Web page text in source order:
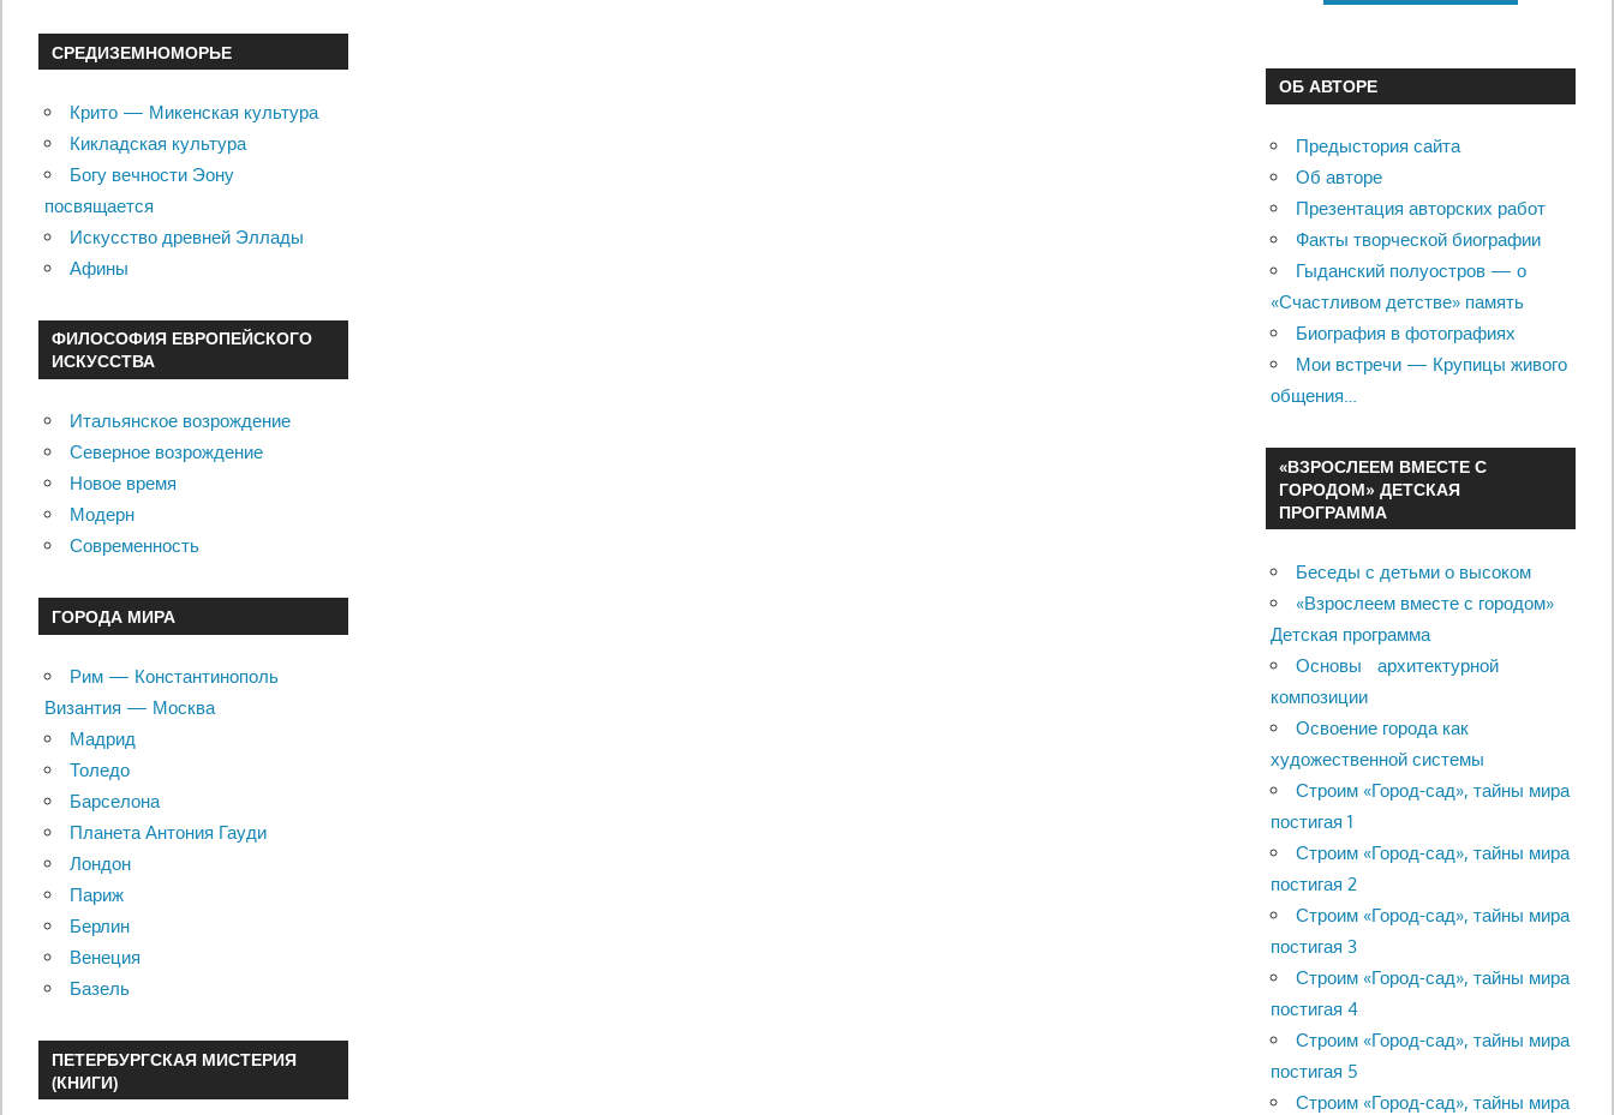
СРЕДИЗЕМНОМОРЬЕ
Крито — Микенская культура
Кикладская культура
Богу вечности Эону
посвящается
Искусство древней Эллады
Афины
ФИЛОСОФИЯ ЕВРОПЕЙСКОГО
ИСКУССТВА
Итальянское возрождение
Северное возрождение
Новое время
Модерн
Современность
ГОРОДА МИРА
Рим — Константинополь
Византия — Москва
Мадрид
Толедо
Барселона
Планета Антония Гауди
Лондон
Париж
Берлин
Венеция
Базель
ПЕТЕРБУРГСКАЯ МИСТЕРИЯ
(КНИГИ)
ОБ АВТОРЕ
Предыстория сайта
Об авторе
Презентация авторских работ
Факты творческой биографии
Гыданский полуостров — о
«Счастливом детстве» память
Биография в фотографиях
Мои встречи — Крупицы живого
общения…
«ВЗРОСЛЕЕМ ВМЕСТЕ С
ГОРОДОМ» ДЕТСКАЯ
ПРОГРАММА
Беседы с детьми о высоком
«Взрослеем вместе с городом»
Детская программа
Основы архитектурной
композиции
Освоение города как
художественной системы
Строим «Город-сад», тайны мира
постигая 1
Строим «Город-сад», тайны мира
постигая 2
Строим «Город-сад», тайны мира
постигая 3
Строим «Город-сад», тайны мира
постигая 4
Строим «Город-сад», тайны мира
постигая 5
Строим «Город-сад», тайны мира